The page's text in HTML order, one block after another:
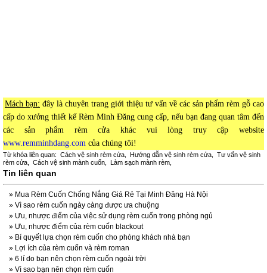
Mách bạn: đây là chuyên trang giới thiệu tư vấn về các sản phẩm rèm gỗ cao
cấp do xưởng thiết kế Rèm Minh Đăng cung cấp, nếu bạn đang quan tâm đến
các sản phẩm rèm cửa khác vui lòng truy cập website
www.remminhdang.com của chúng tôi!
Từ khóa liên quan: Cách vệ sinh rèm cửa Hướng dẫn vệ sinh rèm cửa
Tư vấn vệ sinh
rèm cửa
Cách vệ sinh mành cuốn Làm sạch mành rèm
Tin liên quan
» Mua Rèm Cuốn Chống Nắng Giá Rẻ Tại Minh Đăng Hà Nội
» Vì sao rèm cuốn ngày càng được ưa chuộng
» Ưu, nhược điểm của việc sử dụng rèm cuốn trong phòng ngủ
» Ưu, nhược điểm của rèm cuốn blackout
» Bí quyết lựa chọn rèm cuốn cho phòng khách nhà bạn
» Lợi ích của rèm cuốn và rèm roman
» 6 lí do bạn nên chọn rèm cuốn ngoài trời
» Vì sao bạn nên chọn rèm cuốn